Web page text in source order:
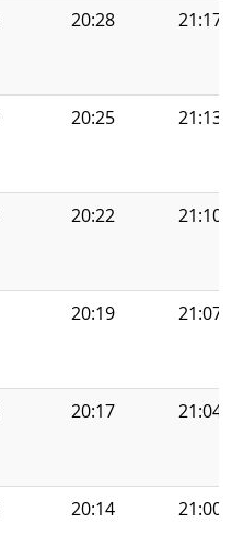
20:28 21:17
20:25 21:13
20:22 21:10
20:19 21:07
20:17 21:04
20:14 21:00